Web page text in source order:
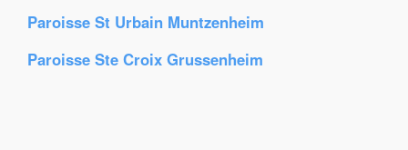
Paroisse St Urbain Muntzenheim
Paroisse Ste Croix Grussenheim